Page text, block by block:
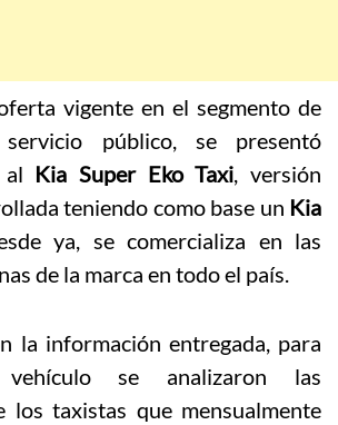
vigente en el segmento de
público, se presentó
al Kia Super Eko Taxi, versión
teniendo como base un Kia
ya, se comercializa en las
de la marca en todo el país.
la información entregada, para
se analizaron las
los taxistas que mensualmente